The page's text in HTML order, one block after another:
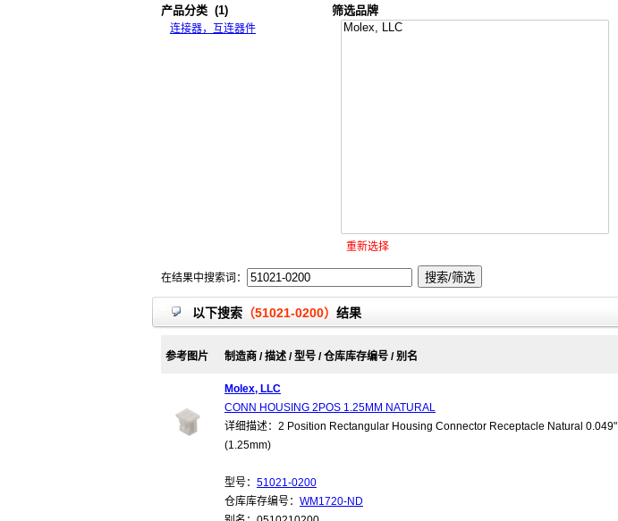
产品分类 (1)
连接器，互连器件
筛选品牌
重新选择
在结果中搜索词：
以下搜索 （51021-0200） 结果
参考图片 制造商 / 描述 / 型号 / 仓库库存编号 / 别名
Molex, LLC
CONN HOUSING 2POS 1.25MM NATURAL
详细描述：2 Position Rectangular Housing Connector Receptacle Natural 0.049"
(1.25mm)
型号： 51021-0200
仓库库存编号： WM1720-ND